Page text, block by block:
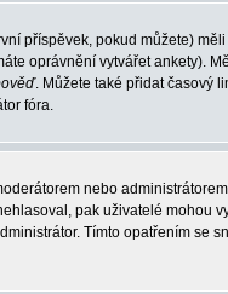
příspěvek, pokud můžete)
oprávnění vytvářet ankety).
. Můžete také přidat časový
fóra.
nebo
pak uživatelé mohou
Tímto opatřením se